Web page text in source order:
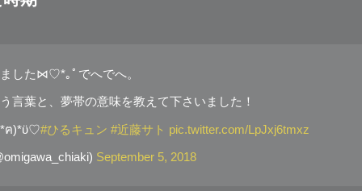
した⋈♡*｡ﾟでへでへ。
言葉と、夢帯の意味を教えて下さいました！
ฅ)*ϋ♡#ひるキュン #近藤サト pic.twitter.com/LpJxj6tmxz
September 5, 2018